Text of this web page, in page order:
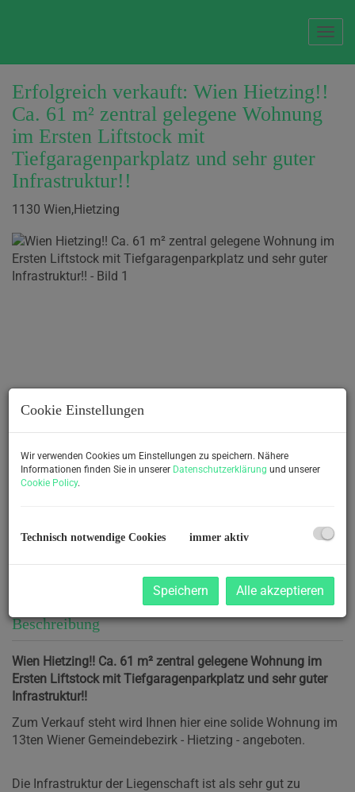
Erfolgreich verkauft: Wien Hietzing!!
Ca. 61 m² zentral gelegene Wohnung
im Ersten Liftstock mit
Tiefgaragenparkplatz und sehr guter
Infrastruktur!!
1130 Wien,Hietzing
Beschreibung
Wien Hietzing!! Ca. 61 m² zentral gelegene Wohnung im
Ersten Liftstock mit Tiefgaragenparkplatz und sehr guter
Infrastruktur!!
Zum Verkauf steht wird Ihnen hier eine solide Wohnung im
13ten Wiener Gemeindebezirk - Hietzing - angeboten.
Die Infrastruktur der Liegenschaft ist als sehr gut zu
Cookie Einstellungen
Wir verwenden Cookies um Einstellungen zu speichern. Nähere
Informationen finden Sie in unserer Datenschutzerklärung und unserer
Cookie Policy.
Technisch notwendige Cookies immer aktiv
Speichern Alle akzeptieren